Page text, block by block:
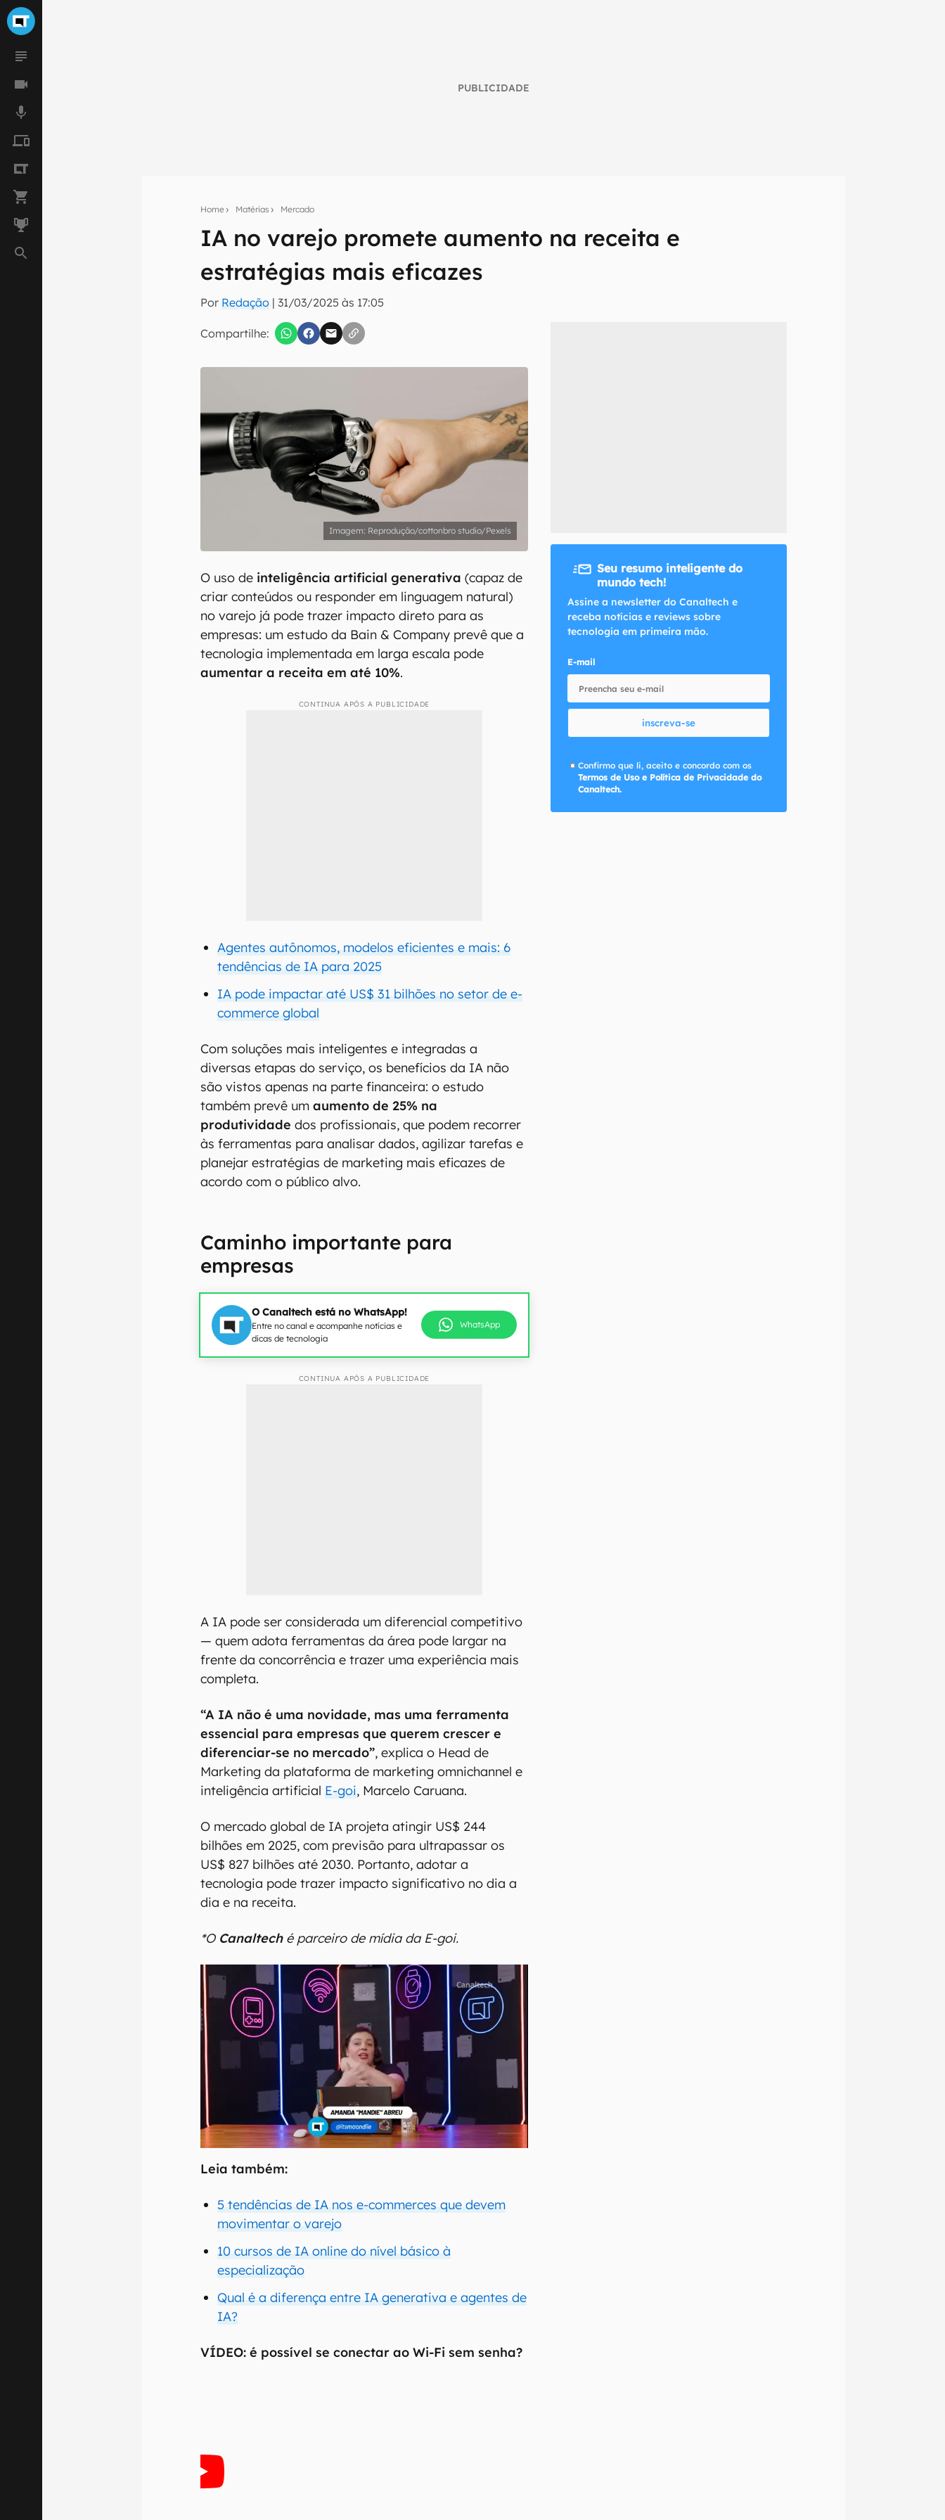
PUBLICIDADE
Home Matérias Mercado
IA no varejo promete aumento na receita e
estratégias mais eficazes
Por Redação |31/03/2025 às 17:05
Compartilhe:
Seu resumo inteligente do mundo tech!
Assine a newsletter do Canaltech e receba notícias e reviews sobre tecnologia em primeira
mão.
E-mail
Termos de Uso e Política de Privacidade do Canaltech.
Reprodução/cottonbro studio/Pexels
O uso de inteligência artificial generativa (capaz de
criar conteúdos ou responder em linguagem natural)
no varejo já pode trazer impacto direto para as
empresas: um estudo da Bain & Company prevê que a
tecnologia implementada em larga escala pode
aumentar a receita em até 10%.
CONTINUA APÓS A PUBLICIDADE
Agentes autônomos, modelos eficientes e mais: 6
tendências de IA para 2025
IA pode impactar até US$ 31 bilhões no setor de e-
commerce global
Com soluções mais inteligentes e integradas a
diversas etapas do serviço, os benefícios da IA não
são vistos apenas na parte financeira: o estudo
também prevê umaumento de 25% na
produtividade dos profissionais, que podem recorrer
às ferramentas para analisar dados, agilizar tarefas e
planejar estratégias de marketing mais eficazes de
acordo com o público alvo.
Caminho importante para
empresas
O Canaltech está no WhatsApp!
Entre no canal e acompanhe notícias e
dicas de tecnologia
WhatsApp
CONTINUA APÓS A PUBLICIDADE
A IA pode ser considerada um diferencial competitivo
— quem adota ferramentas da área pode largar na
frente da concorrência e trazer uma experiência mais
completa.
“A IA não é uma novidade, mas uma ferramenta
essencial para empresas que querem crescer e
diferenciar-se no mercado”, explica o Head de
Marketing da plataforma de marketing omnichannel e
inteligência artificial E-goi, Marcelo Caruana.
O mercado global de IA projeta atingir US$ 244
bilhões em 2025, com previsão para ultrapassar os
US$ 827 bilhões até 2030. Portanto, adotar a
tecnologia pode trazer impacto significativo no dia a
dia e na receita.
*O Canalteché parceiro de mídia da E-goi.
Leia também:
5 tendências de IA nos e-commerces que devem
movimentar o varejo
10 cursos de IA online do nível básico à
especialização
Qual é a diferença entre IA generativa e agentes de
IA?
VÍDEO: é possível se conectar ao Wi-Fi sem senha?
Seu resumo inteligente do
mundo tech!
Assine a newsletter do Canaltech e
receba notícias e reviews sobre
tecnologia em primeira mão.
E-mail
inscreva-se
Confirmo que li, aceito e concordo com os
Termos de Uso e Política de Privacidade do
Canaltech.